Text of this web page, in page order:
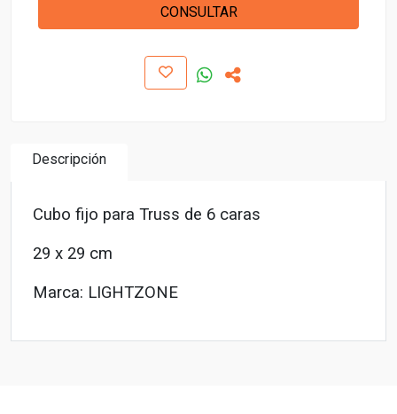
CONSULTAR
Descripción
Cubo fijo para Truss de 6 caras
29 x 29 cm
Marca: LIGHTZONE